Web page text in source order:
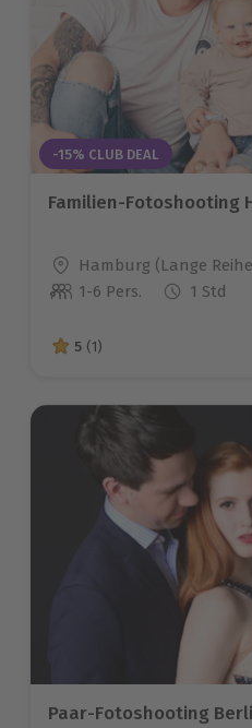
-15% CLUB DEAL
Familien-Fotoshooting
Standort
Hamburg (Lange
Anzahl der Teilnehmer
1-6 Pers. 1 Std
5 von 5 Sternen
5 (1)
Paar-Fotoshooting